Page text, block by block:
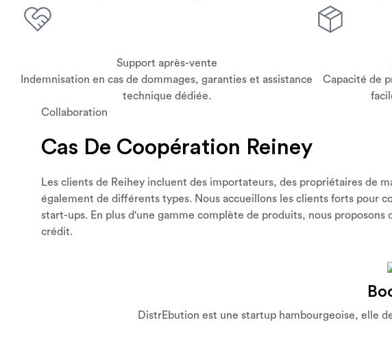
Support après-vente
Indemnisation en cas de dommages, garanties et assistance
technique dédiée.
Capacité de
Collaboration
Cas De Coopération Reiney
Les clients de Reihey incluent des importateurs, des propriétaires de
également de différents types. Nous accueillons les clients forts pour
start-ups. En plus d'une gamme complète de produits, nous
crédit.
DistrEbution est une startup hambourgeoise, elle